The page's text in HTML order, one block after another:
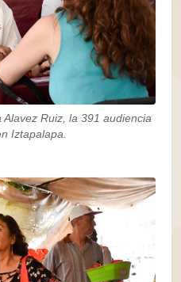
Ruiz, la 391 audiencia
Iztapalapa.